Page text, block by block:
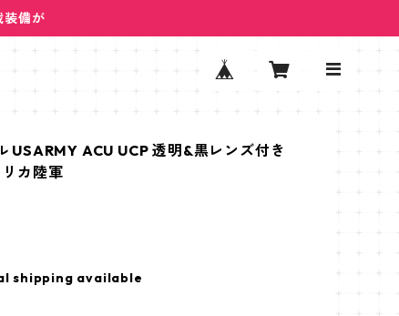
備が
USARMY ACU UCP 透明&黒レンズ付き
カ陸軍
shipping available